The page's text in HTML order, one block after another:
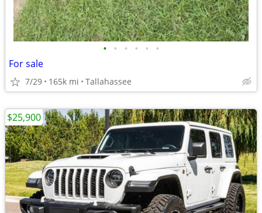
• • • • • •
For sale
7/29 165k mi Tallahassee
$25,900